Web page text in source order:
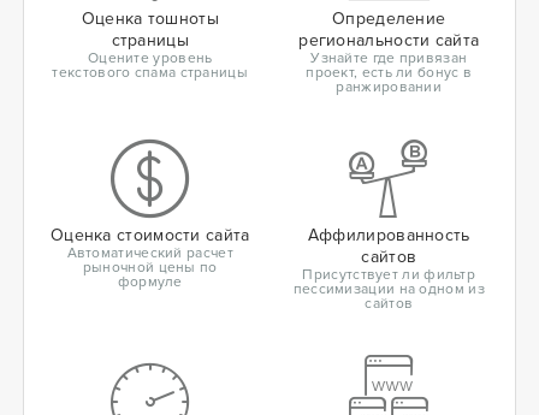
Оценка тошноты
страницы
Оцените уровень
текстового спама страницы
Определение
региональности сайта
Узнайте где привязан
проект, есть ли бонус в
ранжировании
Оценка стоимости сайта
Автоматический расчет
рыночной цены по
формуле
Аффилированность
сайтов
Присутствует ли фильтр
пессимизации на одном из
сайтов